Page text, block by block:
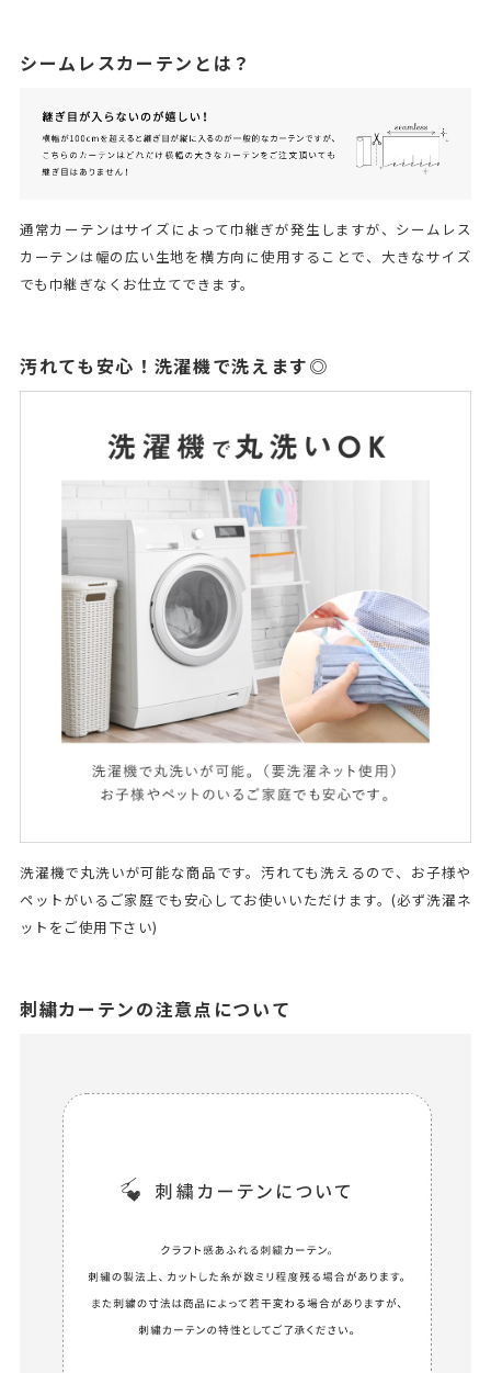
シームレスカーテンとは？
通常カーテンはサイズによって巾継ぎが発生しますが、シームレス
カーテンは幅の広い生地を横方向に使用することで、大きなサイズ
でも巾継ぎなくお仕立てできます。
汚れても安心！洗濯機で洗えます◎
洗濯機で丸洗いが可能な商品です。汚れても洗えるので、お子様や
ペットがいるご家庭でも安心してお使いいただけます。(必ず洗濯ネ
ットをご使用下さい)
刺繍カーテンの注意点について